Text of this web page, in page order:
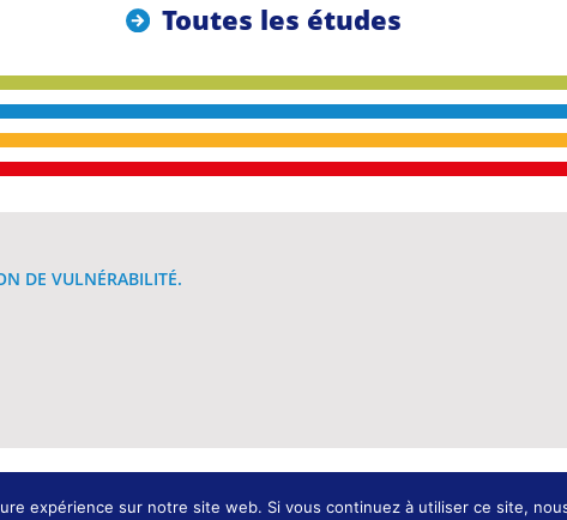
Toutes les études
DE VULNÉRABILITÉ.
expérience sur notre site web. Si vous continuez à utiliser ce site,